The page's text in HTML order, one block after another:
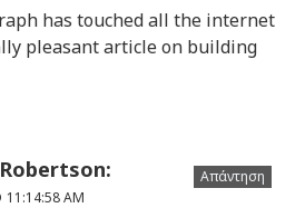
has touched all the internet
pleasant article on building
11:14:58 AM
Απάντηση